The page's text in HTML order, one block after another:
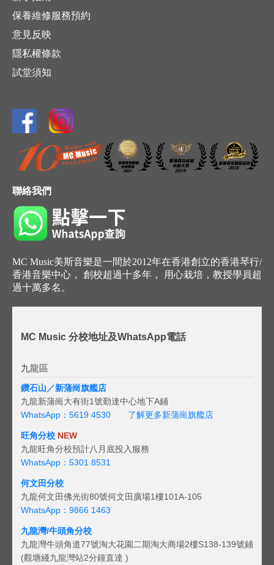
保養維修服務預約
意見反映
隱私權條款
試堂須知
聯絡我們
MC Music美斯音樂是一間於2012年在香港創立的香港琴行/
香港音樂中心， 創校超過十多年， 用心栽培，教授學員超
過十萬多名。
MC Music 分校地址及WhatsApp電話
九龍區
鑽石山／新蒲崗旗艦店
九龍新蒲崗大有街1號勤達中心地下A鋪
WhatsApp：5619 4530
了解更多新蒲崗旗艦店
旺角分校 NEW
九龍旺角分校預計八月底投入服務
WhatsApp：5301 8531
何文田分校
九龍何文田佛光街80號何文田廣場1樓101A-105
WhatsApp：9866 1463
九龍灣/牛頭角分校
九龍灣牛頭角道77號淘大花園二期淘大商場2樓S138-139號鋪
(觀塘綫九龍灣站2分鐘直達 )